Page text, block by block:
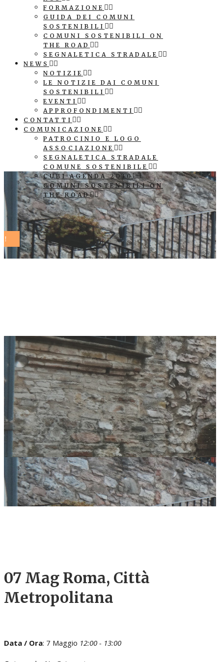
FORMAZIONE
GUIDA DEI COMUNI
SOSTENIBILI
COMUNI SOSTENIBILI ON
THE ROAD
SEGNALETICA STRADALE
NEWS
NOTIZIE
LE NOTIZIE DAI COMUNI
SOSTENIBILI
EVENTI
APPROFONDIMENTI
CONTATTI
COMUNICAZIONE
PATROCINIO E LOGO
ASSOCIAZIONE
SEGNALETICA STRADALE
COMUNE SOSTENIBILE
CUBI AGENDA 2030
COMUNI SOSTENIBILI ON
THE ROAD
07 Mag Roma, Città
Metropolitana
Data / Ora: 7 Maggio 12:00 - 13:00